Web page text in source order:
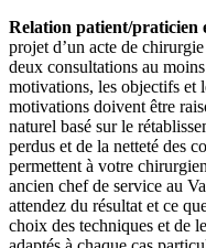
Relation patient/praticien
projet d’un acte de
deux consultations au
motivations, les objectifs et
motivations doivent être
naturel basé sur le
perdus et de la netteté des
permettent à votre
ancien chef de service au
attendez du résultat et ce
choix des techniques et de